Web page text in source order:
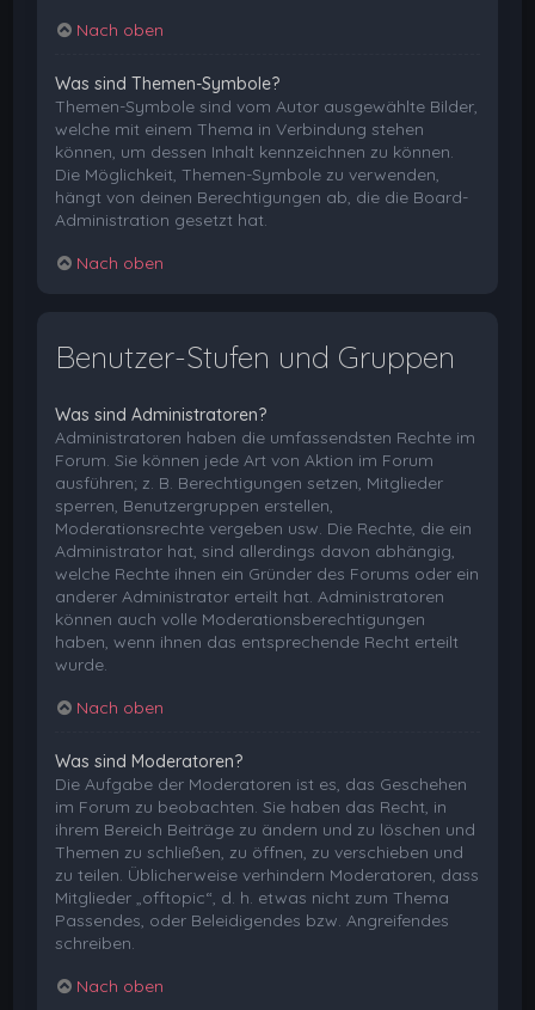
Nach oben
Was sind Themen-Symbole?
Themen-Symbole sind vom Autor ausgewählte Bilder,
welche mit einem Thema in Verbindung stehen
können, um dessen Inhalt kennzeichnen zu können.
Die Möglichkeit, Themen-Symbole zu verwenden,
hängt von deinen Berechtigungen ab, die die Board-
Administration gesetzt hat.
Nach oben
Benutzer-Stufen und Gruppen
Was sind Administratoren?
Administratoren haben die umfassendsten Rechte im
Forum. Sie können jede Art von Aktion im Forum
ausführen; z. B. Berechtigungen setzen, Mitglieder
sperren, Benutzergruppen erstellen,
Moderationsrechte vergeben usw. Die Rechte, die ein
Administrator hat, sind allerdings davon abhängig,
welche Rechte ihnen ein Gründer des Forums oder ein
anderer Administrator erteilt hat. Administratoren
können auch volle Moderationsberechtigungen
haben, wenn ihnen das entsprechende Recht erteilt
wurde.
Nach oben
Was sind Moderatoren?
Die Aufgabe der Moderatoren ist es, das Geschehen
im Forum zu beobachten. Sie haben das Recht, in
ihrem Bereich Beiträge zu ändern und zu löschen und
Themen zu schließen, zu öffnen, zu verschieben und
zu teilen. Üblicherweise verhindern Moderatoren, dass
Mitglieder „offtopic“, d. h. etwas nicht zum Thema
Passendes, oder Beleidigendes bzw. Angreifendes
schreiben.
Nach oben